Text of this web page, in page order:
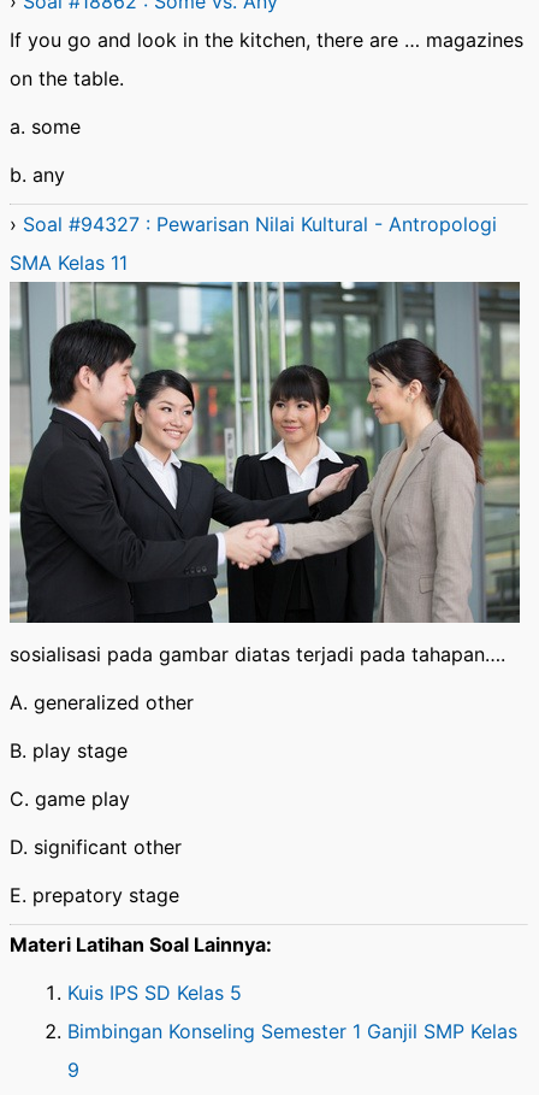
If you go and look in the kitchen, there are … magazines
on the table.
a. some
b. any
› Soal #94327 : Pewarisan Nilai Kultural - Antropologi
SMA Kelas 11
sosialisasi pada gambar diatas terjadi pada tahapan….
A. generalized other
B. play stage
C. game play
D. significant other
E. prepatory stage
Materi Latihan Soal Lainnya:
Kuis IPS SD Kelas 5
Bimbingan Konseling Semester 1 Ganjil SMP Kelas
9